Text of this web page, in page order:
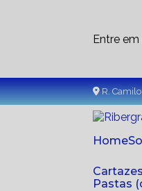
Entre
R.
Home
Cartazes
Pastas